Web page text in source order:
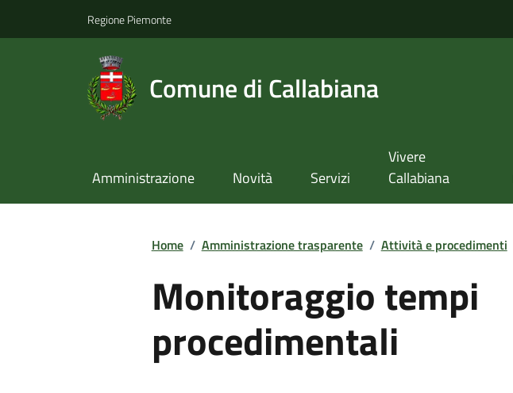
Regione Piemonte
Comune di Callabiana
Amministrazione Novità Servizi
Vivere
Callabiana
Home / Amministrazione trasparente / Attività e procedimenti
Monitoraggio tempi
procedimentali